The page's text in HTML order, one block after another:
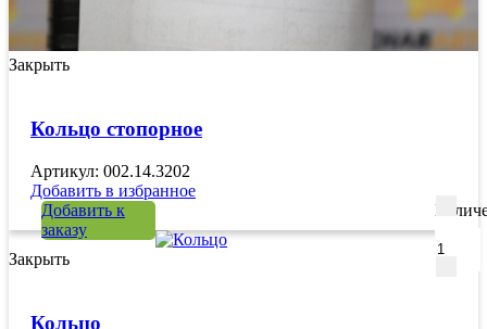
Закрыть
Кольцо стопорное
Артикул: 002.14.3202
Добавить в избранное
Добавить к
заказу
Закрыть
Кольцо